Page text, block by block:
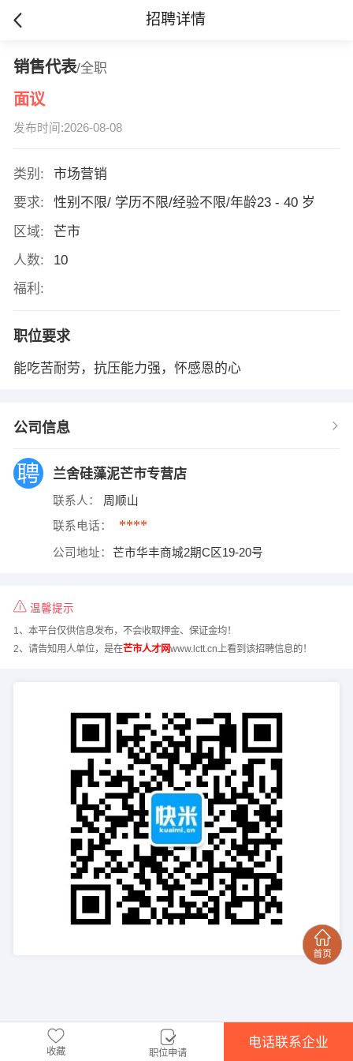
招聘详情
销售代表/全职
面议
发布时间:2026-08-08
类别:
市场营销
要求:
性别不限/ 学历不限/经验不限/年龄23 - 40 岁
区域:
芒市
人数:
10
福利:
职位要求
能吃苦耐劳，抗压能力强，怀感恩的心
公司信息
兰舍硅藻泥芒市专营店
联系人： 周顺山
联系电话： ****
公司地址： 芒市华丰商城2期C区19-20号
温馨提示
1、本平台仅供信息发布，不会收取押金、保证金均！
2、请告知用人单位，是在芒市人才网www.lctt.cn上看到该招聘信息的！
收藏 职位申请
电话联系企业